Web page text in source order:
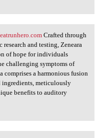
Crafted through
and testing, Zeneara
of hope for individuals
challenging symptoms of
comprises a harmonious fusion
ingredients, meticulously
benefits to auditory